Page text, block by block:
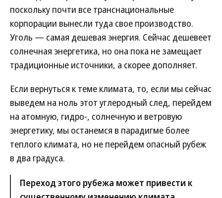
поскольку почти все транснациональные
корпорации вынесли туда свое производство.
Уголь — самая дешевая энергия. Сейчас дешевеет
солнечная энергетика, но она пока не замещает
традиционные источники, а скорее дополняет.
Если вернуться к теме климата, то, если мы сейчас
выведем на ноль этот углеродный след, перейдем
на атомную, гидро-, солнечную и ветровую
энергетику, мы останемся в парадигме более
теплого климата, но не перейдем опасный рубеж
в два градуса.
Переход этого рубежа может привести к